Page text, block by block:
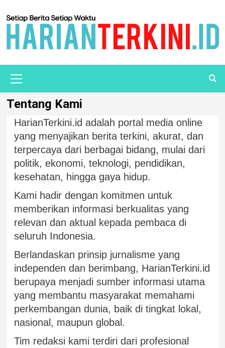
Tentang Kami
HarianTerkini.id adalah portal media online
yang menyajikan berita terkini, akurat, dan
terpercaya dari berbagai bidang, mulai dari
politik, ekonomi, teknologi, pendidikan,
kesehatan, hingga gaya hidup.
Kami hadir dengan komitmen untuk
memberikan informasi berkualitas yang
relevan dan aktual kepada pembaca di
seluruh Indonesia.
Berlandaskan prinsip jurnalisme yang
independen dan berimbang, HarianTerkini.id
berupaya menjadi sumber informasi utama
yang membantu masyarakat memahami
perkembangan dunia, baik di tingkat lokal,
nasional, maupun global.
Tim redaksi kami terdiri dari profesional